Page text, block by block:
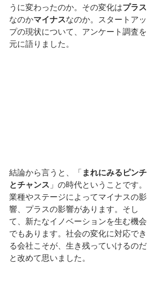
うに変わったのか。その変化はプラス
なのかマイナスなのか。スタートアッ
プの現状について、アンケート調査を
元に語りました。
結論から言うと、「 まれにみるピンチ
とチャンス 」の時代ということです。
業種やステージによってマイナスの影
響、プラスの影響があります。そし
て、新たなイノベーションを生む機会
でもあります。社会の変化に対応でき
る会社こそが、生き残っていけるのだ
と改めて思いました。